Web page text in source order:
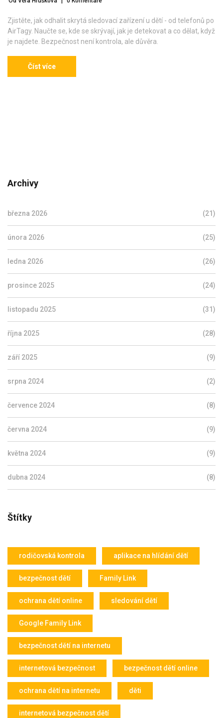
Zjistěte, jak odhalit skrytá sledovací zařízení u dětí - od telefonů po
AirTagy. Naučte se, kde se skrývají, jak je detekovat a co dělat, když
je najdete. Bezpečnost není kontrola, ale důvěra.
Číst více
Archivy
března 2026 (21)
února 2026 (25)
ledna 2026 (26)
prosince 2025 (24)
listopadu 2025 (31)
října 2025 (28)
září 2025 (9)
srpna 2024 (2)
července 2024 (8)
června 2024 (9)
května 2024 (9)
dubna 2024 (8)
Štítky
rodičovská kontrola aplikace na hlídání dětí
bezpečnost dětí Family Link
ochrana dětí online sledování dětí
Google Family Link
bezpečnost dětí na internetu
internetová bezpečnost bezpečnost dětí online
ochrana dětí na internetu děti
internetová bezpečnost dětí